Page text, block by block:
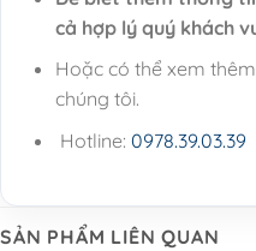
cả hợp lý quý khách
Hoặc có thể xem
chúng tôi.
Hotline: 0978.39.03.39
SẢN PHẨM LIÊN QUAN